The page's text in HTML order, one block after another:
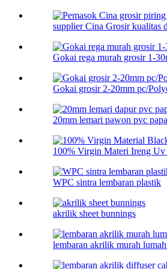
supplier Cina Grosir kualitas
Gokai rega murah grosir 1-
Gokai grosir 2-20mm pc/
20mm lemari pawon pvc
100% Virgin Materi Ireng
WPC sintra lembaran plastik
akrilik sheet bunnings
lembaran akrilik murah